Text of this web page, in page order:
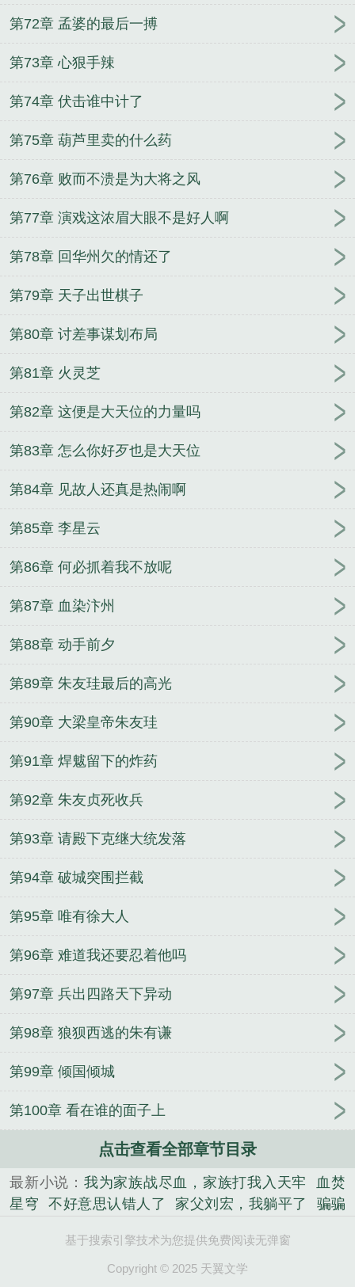
第72章 孟婆的最后一搏
第73章 心狠手辣
第74章 伏击谁中计了
第75章 葫芦里卖的什么药
第76章 败而不溃是为大将之风
第77章 演戏这浓眉大眼不是好人啊
第78章 回华州欠的情还了
第79章 天子出世棋子
第80章 讨差事谋划布局
第81章 火灵芝
第82章 这便是大天位的力量吗
第83章 怎么你好歹也是大天位
第84章 见故人还真是热闹啊
第85章 李星云
第86章 何必抓着我不放呢
第87章 血染汴州
第88章 动手前夕
第89章 朱友珪最后的高光
第90章 大梁皇帝朱友珪
第91章 焊魃留下的炸药
第92章 朱友贞死收兵
第93章 请殿下克继大统发落
第94章 破城突围拦截
第95章 唯有徐大人
第96章 难道我还要忍着他吗
第97章 兵出四路天下异动
第98章 狼狈西逃的朱有谦
第99章 倾国倾城
第100章 看在谁的面子上
点击查看全部章节目录
最新小说： 我为家族战尽血，家族打我入天牢
血焚
星穹
不好意思认错人了 家父刘宏，我躺平了
骗骗
名柯：开局改造帝丹三傻 【修仙gl】天道第一情
混沌证道：我助洪荒超脱 穿成反派boss的
基于搜索引擎技术为您提供免费阅读无弹窗
Copyright © 2025 天翼文学